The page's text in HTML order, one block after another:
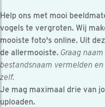
Help ons met mooi
vogels te vergroten. Wij
mooiste foto's online. Uit
de allermooiste. Graag
bestandsnaam vermelden
zelf.
Je mag maximaal drie van
uploaden.